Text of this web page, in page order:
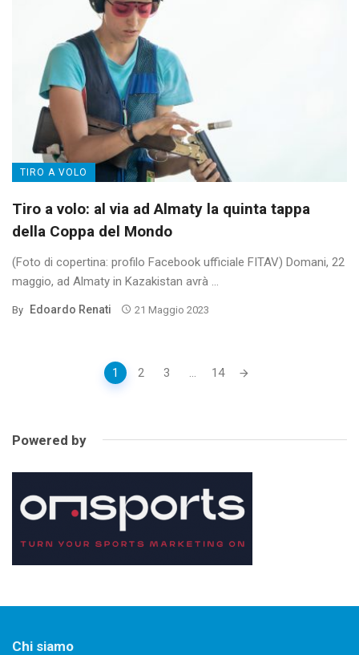
TIRO A VOLO
Tiro a volo: al via ad Almaty la quinta tappa
della Coppa del Mondo
(Foto di copertina: profilo Facebook ufficiale FITAV) Domani, 22
maggio, ad Almaty in Kazakistan avrà ...
By Edoardo Renati 21 Maggio 2023
1 2 3 ... 14
Powered by
Chi siamo